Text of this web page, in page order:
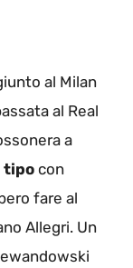
al Milan
al Real
a
tipo con
fare al
Allegri. Un